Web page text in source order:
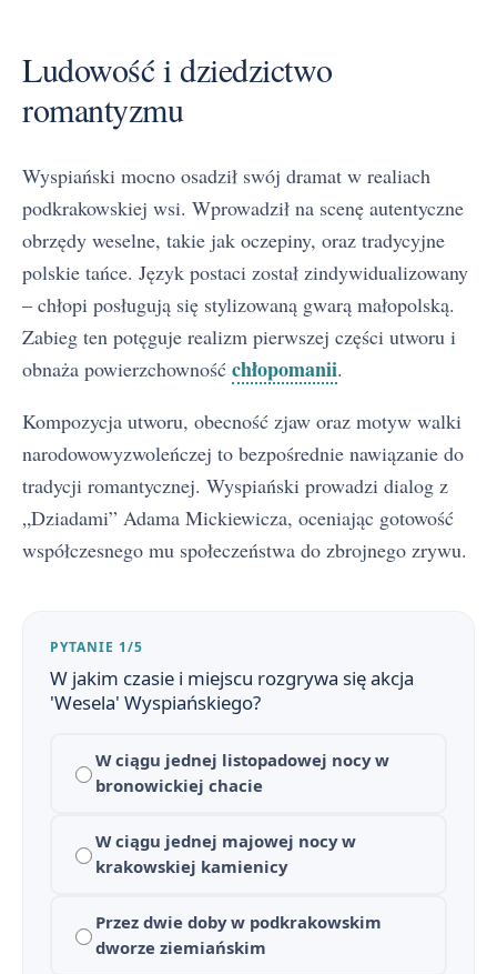
Ludowość i dziedzictwo
romantyzmu
Wyspiański mocno osadził swój dramat w realiach
podkrakowskiej wsi. Wprowadził na scenę autentyczne
obrzędy weselne, takie jak oczepiny, oraz tradycyjne
polskie tańce. Język postaci został zindywidualizowany
– chłopi posługują się stylizowaną gwarą małopolską.
Zabieg ten potęguje realizm pierwszej części utworu i
obnaża powierzchowność chłopomanii.
Kompozycja utworu, obecność zjaw oraz motyw walki
narodowowyzwoleńczej to bezpośrednie nawiązanie do
tradycji romantycznej. Wyspiański prowadzi dialog z
„Dziadami” Adama Mickiewicza, oceniając gotowość
współczesnego mu społeczeństwa do zbrojnego zrywu.
PYTANIE 1/5
W jakim czasie i miejscu rozgrywa się akcja
'Wesela' Wyspiańskiego?
W ciągu jednej listopadowej nocy w
bronowickiej chacie
W ciągu jednej majowej nocy w
krakowskiej kamienicy
Przez dwie doby w podkrakowskim
dworze ziemiańskim
1 Wesele - streszczenie krótkie i szczegółowe
Plan wydarzeń - Wesele
Czas i miejsce akcji w "Weselu"